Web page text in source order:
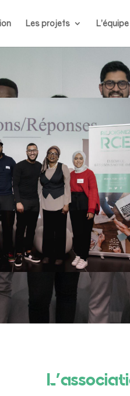
Les projets L’équipe